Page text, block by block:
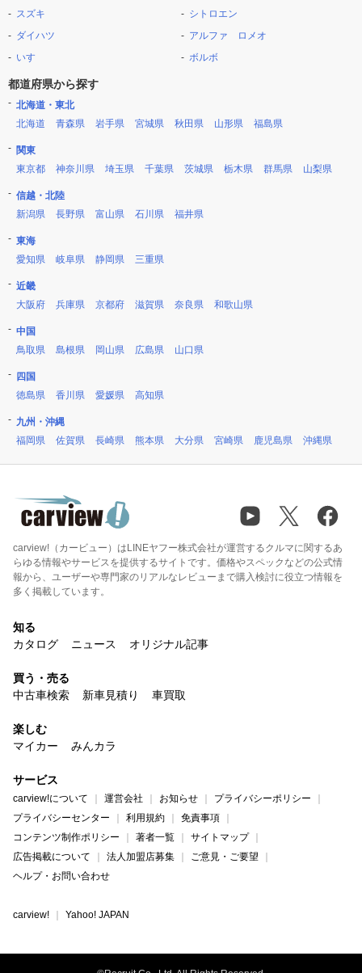
スズキ
ダイハツ
いすゞ
シトロエン
アルファ ロメオ
ボルボ
都道府県から探す
北海道・東北
北海道
青森県 岩手県 宮城県 秋田県 山形県 福島県
関東
東京都
神奈川県 埼玉県 千葉県 茨城県 栃木県 群馬県 山梨県
信越・北陸
新潟県
長野県 富山県 石川県 福井県
東海
愛知県
岐阜県 静岡県 三重県
近畿
大阪府
兵庫県 京都府 滋賀県 奈良県 和歌山県
中国
鳥取県
島根県 岡山県 広島県 山口県
四国
徳島県
香川県 愛媛県 高知県
九州・沖縄
福岡県
佐賀県 長崎県 熊本県 大分県 宮崎県 鹿児島県 沖縄県
carview!（カービュー）はLINEヤフー株式会社が運営するクルマに関するあ
らゆる情報やサービスを提供するサイトです。価格やスペックなどの公式情
報から、ユーザーや専門家のリアルなレビューまで購入検討に役立つ情報を
多く掲載しています。
知る
カタログ
ニュース オリジナル記事
買う・売る
中古車検索
新車見積り 車買取
楽しむ
マイカー
みんカラ
サービス
carview!について 運営会社 お知らせ
プライバシーポリシー
プライバシーセンター
利用規約
免責事項
コンテンツ制作ポリシー
著者一覧
サイトマップ
広告掲載について
法人加盟店募集
ご意見・ご要望
ヘルプ・お問い合わせ
carview! Yahoo! JAPAN